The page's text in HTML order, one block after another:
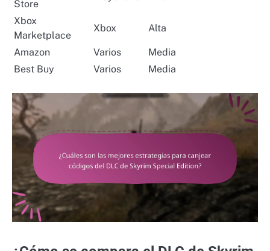
Store
Xbox
Marketplace
Xbox Alta
Amazon Varios
Media
Best Buy
Varios Media